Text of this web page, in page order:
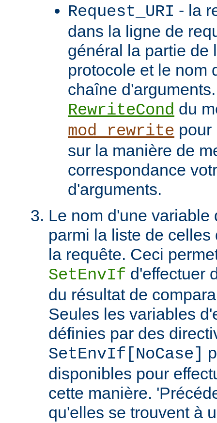
Request_URI - la
dans la ligne de
général la partie de
protocole et le nom
chaîne
RewriteCond du
mod_rewrite pour
sur la manière de
correspondance
d'arguments.
Le nom d'une variable
parmi la liste de
la requête. Ceci
SetEnvIf d'effectuer
du résultat de
Seules les variables
définies par des
SetEnvIf[NoCase]
disponibles pour
cette manière.
qu'elles se trouvent à